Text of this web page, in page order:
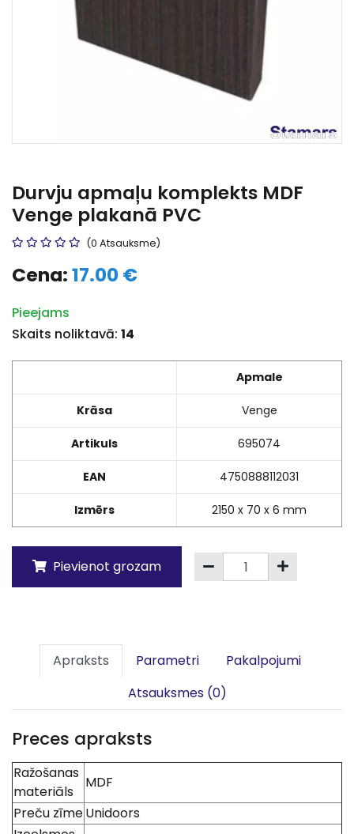
Durvju apmaļu komplekts MDF
Venge plakanā PVC
(0 Atsauksme)
Cena:17.00 €
Pieejams
Skaits noliktavā: 14
Apmale
Krāsa Venge
Artikuls 695074
EAN 4750888112031
Izmērs 2150 x 70 x 6 mm
Pievienot grozam
Apraksts Parametri
Pakalpojumi
Atsauksmes (0)
Preces apraksts
Ražošanas
materiāls
MDF
Preču zīmeUnidoors